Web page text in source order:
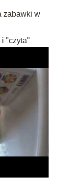
zabawki w
i "czyta"